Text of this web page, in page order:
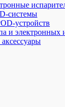
системы
устройств
и электронных